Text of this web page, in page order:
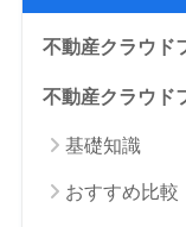
不動産クラウド
不動産クラウド
基礎知識
おすすめ比較